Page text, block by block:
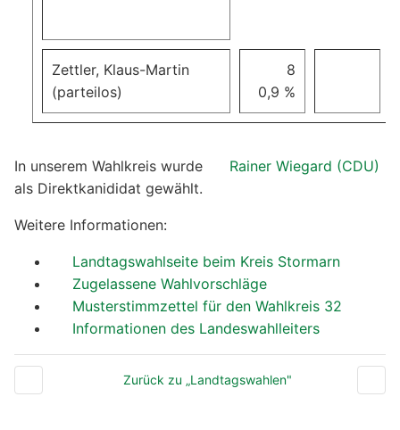
Zettler, Klaus-Martin
(parteilos)
8
0,9 %
In unserem Wahlkreis wurde
Rainer Wiegard (CDU)
als Direktkanididat gewählt.
Weitere Informationen:
Landtagswahlseite beim Kreis Stormarn
Zugelassene Wahlvorschläge
Musterstimmzettel für den Wahlkreis 32
Informationen des Landeswahlleiters
Zurück zu „Landtagswahlen"